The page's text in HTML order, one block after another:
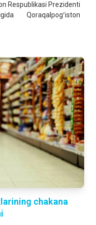
Respublikasi Prezidenti
Qoraqalpogʻiston
chakana